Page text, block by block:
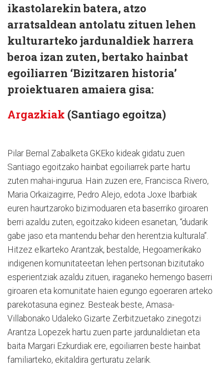
ikastolarekin batera, atzo
arratsaldean antolatu zituen lehen
kulturarteko jardunaldiek harrera
beroa izan zuten, bertako hainbat
egoiliarren ‘Bizitzaren historia’
proiektuaren amaiera gisa:
Argazkiak (Santiago egoitza)
Pilar Bernal Zabalketa GKEko kideak gidatu zuen
Santiago egoitzako hainbat egoiliarrek parte hartu
zuten mahai-ingurua. Hain zuzen ere, Francisca Rivero,
Maria Orkaizagirre, Pedro Alejo, edota Joxe Ibarbiak
euren haurtzaroko bizimoduaren eta baserriko giroaren
berri azaldu zuten, egoitzako kideen esanetan, “dudarik
gabe jaso eta mantendu behar den herentzia kulturala”.
Hitzez elkarteko Arantzak, bestalde, Hegoamerikako
indigenen komunitateetan lehen pertsonan bizitutako
esperientziak azaldu zituen, iraganeko hemengo baserri
giroaren eta komunitate haien egungo egoeraren arteko
parekotasuna eginez. Besteak beste, Amasa-
Villabonako Udaleko Gizarte Zerbitzuetako zinegotzi
Arantza Lopezek hartu zuen parte jardunaldietan eta
baita Margari Ezkurdiak ere, egoiliarren beste hainbat
familiarteko, ekitaldira gerturatu zelarik.